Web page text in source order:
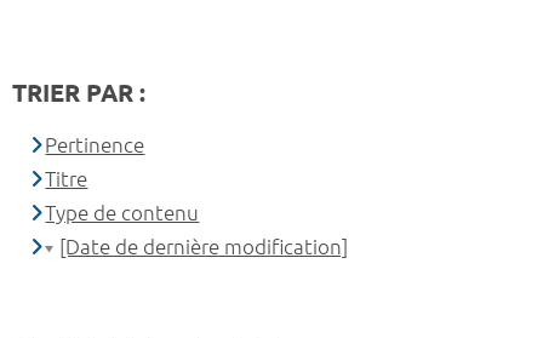
TRIER PAR :
Pertinence
Titre
Type de contenu
[Date de dernière modification]